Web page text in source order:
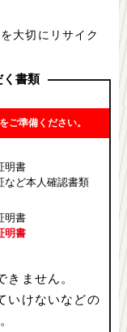
大切にリサイク
く書類
ご準備ください。
明書
など本人確認書類
明書
明書
ません。
いけないなどの